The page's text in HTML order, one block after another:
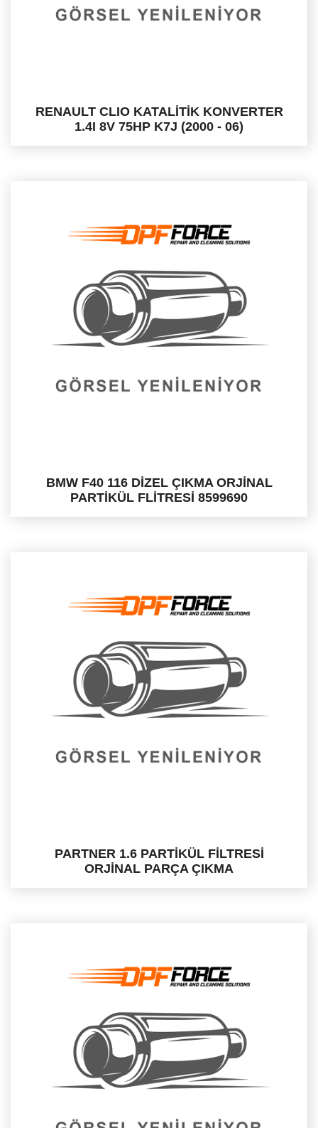
RENAULT CLIO KATALİTİK KONVERTER
1.4I 8V 75HP K7J (2000 - 06)
BMW F40 116 DİZEL ÇIKMA ORJİNAL
PARTİKÜL FLİTRESİ 8599690
PARTNER 1.6 PARTİKÜL FİLTRESİ
ORJİNAL PARÇA ÇIKMA